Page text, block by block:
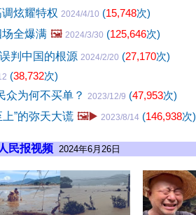
炫耀特权 2024/4/10 (15,748次)
全爆满 🖼️ 2024/3/30 (125,646次)
判中国的根源 2024/2/20 (27,170次)
(38,732次)
众为何不买单？ 2023/12/9 (47,953次)
”的弥天大谎 🖼️▶️ 2023/8/14 (146,938次)
人民报视频 2024年6月26日